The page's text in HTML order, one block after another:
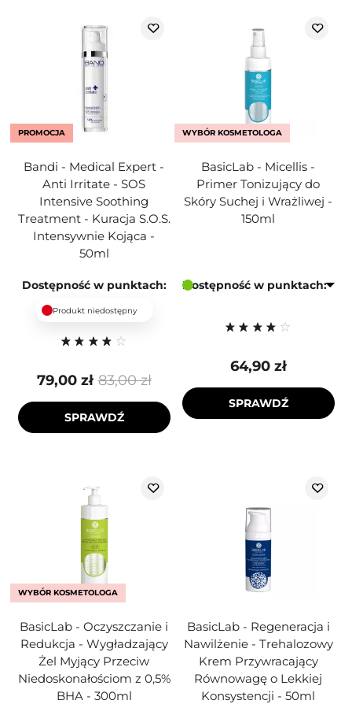
PROMOCJA
Bandi - Medical Expert -
Anti Irritate - SOS
Intensive Soothing
Treatment - Kuracja S.O.S.
Intensywnie Kojąca -
50ml
Dostępność w punktach:
Produkt niedostępny
83,00 zł
79,00 zł
SPRAWDŹ
WYBÓR KOSMETOLOGA
BasicLab - Micellis -
Primer Tonizujący do
Skóry Suchej i Wrażliwej -
150ml
Dostępność w punktach:
64,90 zł
SPRAWDŹ
WYBÓR KOSMETOLOGA
BasicLab - Oczyszczanie i
Redukcja - Wygładzający
Żel Myjący Przeciw
Niedoskonałościom z 0,5%
BHA - 300ml
BasicLab - Regeneracja i
Nawilżenie - Trehalozowy
Krem Przywracający
Równowagę o Lekkiej
Konsystencji - 50ml